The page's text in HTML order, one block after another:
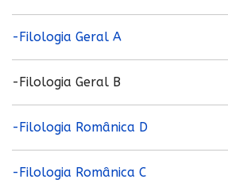
-Filologia Geral A
-Filologia Geral B
-Filologia Românica D
-Filologia Românica C